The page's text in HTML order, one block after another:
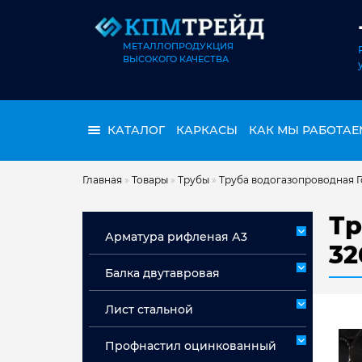
МЕТАЛЛОПРОДУКЦИЯ
ВЫСОКОГО КАЧЕСТВА
КАТАЛОГ КАРКАСЫ КАК МЫ
Главная » Товары » Трубы » Труба водогазопроводная
Арматура рифленая А3
Арматура мерная А3
Балка двутавровая
Лист стальной
Профнастил оцинкованный